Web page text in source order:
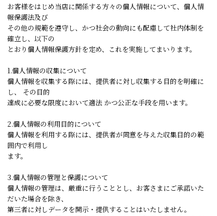
お客様をはじめ当店に関係する方々の個人情報について、個人情
報保護法及び
その他の規範を遵守し、かつ社会の動向にも配慮して社内体制を
確立し、以下の
とおり個人情報保護方針を定め、これを実施してまいります。
1.個人情報の収集について
個人情報を収集する際には、提供者に対し収集する目的を明確に
し、 その目的
達成に必要な限度において適法 かつ公正な手段を用います。
2.個人情報の利用目的について
個人情報を利用する際には、提供者が同意を与えた収集目的の範
囲内で利用し
ます。
3.個人情報の管理と保護について
個人情報の管理は、厳重に行うこととし、お客さまにご承諾いた
だいた場合を除き、
第三者に対しデータを開示・提供することはいたしません。